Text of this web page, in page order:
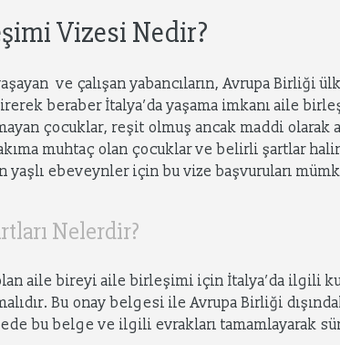
Vizesi Nedir?
ve çalışan yabancıların, Avrupa Birliği
beraber İtalya’da yaşama imkanı aile
çocuklar, reşit olmuş ancak maddi olarak
muhtaç olan çocuklar ve belirli şartlar
yaşlı ebeveynler için bu vize başvuruları
Nelerdir?
aile bireyi aile birleşimi için İtalya’da ilgili
Bu onay belgesi ile Avrupa Birliği
bu belge ve ilgili evrakları tamamlayarak